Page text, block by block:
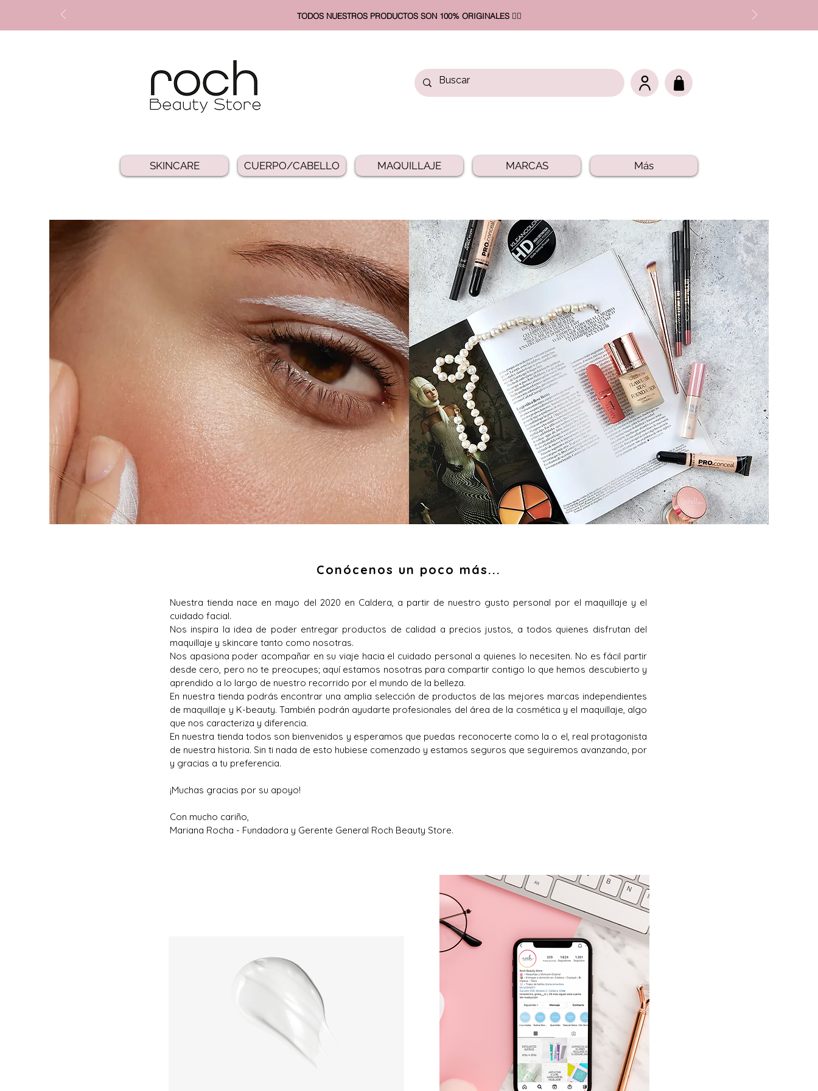
TODOS NUESTROS PRODUCTOS SON 100% ORIGINALES ❤️‍🔥​
SKINCARE CUERPO/CABELLO MAQUILLAJE MARCAS Más
Conócenos un poco más...
Nuestra tienda nace en mayo del 2020 en Caldera, a partir de nuestro gusto personal por el maquillaje y el
cuidado facial.
Nos inspira la idea de poder entregar productos de calidad a precios justos, a todos quienes disfrutan del
maquillaje y skincare tanto como nosotras.
Nos apasiona poder acompañar en su viaje hacia el cuidado personal a quienes lo necesiten. No es fácil partir
desde cero, pero no te preocupes; aquí estamos nosotras para compartir contigo lo que hemos descubierto y
aprendido a lo largo de nuestro recorrido por el mundo de la belleza.
En nuestra tienda podrás encontrar una amplia selección de productos de las mejores marcas independientes
de maquillaje y K-beauty. También podrán ayudarte profesionales del área de la cosmética y el maquillaje, algo
que nos caracteriza y diferencia.
En nuestra tienda todos son bienvenidos y esperamos que puedas reconocerte como la o el, real protagonista
de nuestra historia. Sin ti nada de esto hubiese comenzado y estamos seguros que seguiremos avanzando, por
y gracias a tu preferencia.
¡Muchas gracias por su apoyo!
Con mucho cariño,
Mariana Rocha - Fundadora y Gerente General Roch Beauty Store.